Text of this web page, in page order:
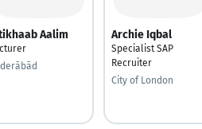
Aalim Archie Iqbal
Specialist SAP
Recruiter
City of London